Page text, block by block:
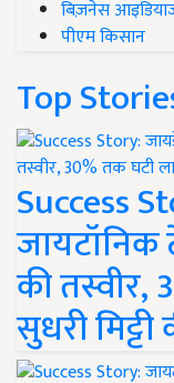
बिज़नेस
पीएम किसान
Top
Success
जायटॉनिक
की
सुधरी